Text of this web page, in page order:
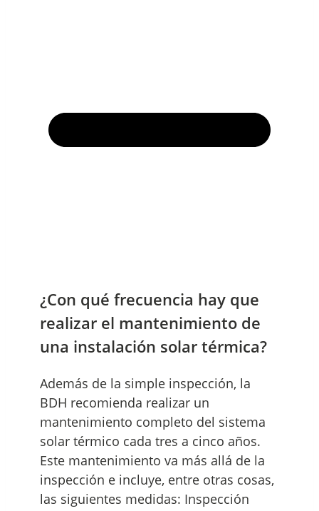
¿Con qué frecuencia hay que
realizar el mantenimiento de
una instalación solar térmica?
Además de la simple inspección, la
BDH recomienda realizar un
mantenimiento completo del sistema
solar térmico cada tres a cinco años.
Este mantenimiento va más allá de la
inspección e incluye, entre otras cosas,
las siguientes medidas: Inspección